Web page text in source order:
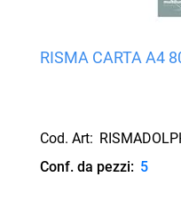
RISMA CARTA A4
Cod. Art:
Conf. da pezzi: 5